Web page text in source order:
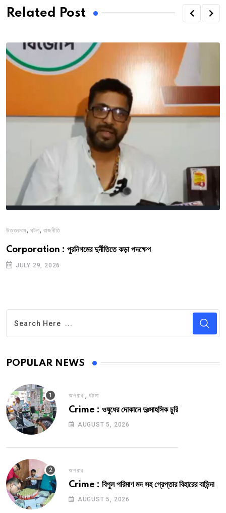
Related Post
উত্তরবঙ্গ, ঘটনা,রাজনীতি
Corporation : পুরনিগমের দুর্নীতিতে কড়া পদক্ষেপ
JULY 29, 2026
POPULAR NEWS
অপরাধ ,ঘটনা
Crime : ওষুধের দোকানে দুঃসাহসিক চুরি
AUGUST 5, 2026
অপরাধ
Crime : বিপুল পরিমাণ মদ সহ গ্রেপ্তার বিহারের বাসিন্দা
AUGUST 5, 2026